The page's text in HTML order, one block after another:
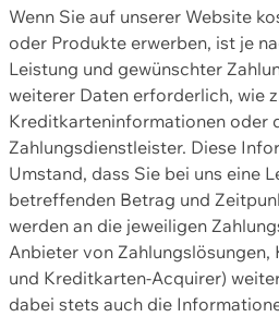
Wenn Sie auf unserer Website
oder Produkte erwerben, ist je
Leistung und gewünschter
weiterer Daten erforderlich, wie
Kreditkarteninformationen oder
Zahlungsdienstleister. Diese
Umstand, dass Sie bei uns eine
betreffenden Betrag und
werden an die jeweiligen
Anbieter von
und Kreditkarten-Acquirer)
dabei stets auch die